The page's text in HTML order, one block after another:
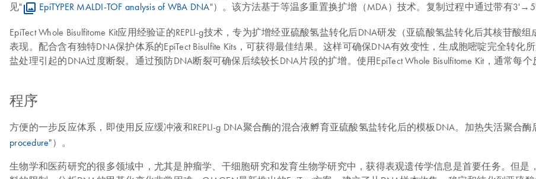
见"
EpiTYPER MALDI-TOF analysis of WBA DNA"）。该方法基于等温多重置换扩增（MDA）技术。复制过程中通过带有
EpiTect Whole Bisulfitome Kit应用经验证的REPLI-g技术，专为扩增经亚硫酸氢盐转化后DNA研发（亚硫酸氢盐转化后其核苷
表现。配合含有独特DNA保护体系的EpiTect Bisulfite Kits，可获得最佳结果。这样可确保DNA有效变性，生成胞嘧啶完全转
盐处理引起的DNA过度断裂。通过预防DNA断裂可确保后续较长DNA片段的扩增。使用EpiTect Whole Bisulfitome Kit，通常每个
程序
方便的一步反应体系，即使用反应缓冲液和REPLI-g DNA聚合酶的混合液孵育亚硫酸氢盐转化后的模板DNA。加热失活聚合
procedure"）。
生物学和医药研究的很多领域中，尤其是肿瘤学、干细胞研究和发育生物学研究中，获得表观遗传学信息是首要任务。但